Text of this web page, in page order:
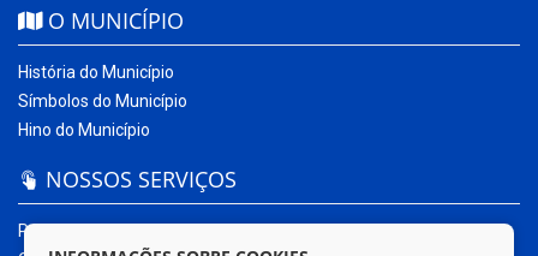
O MUNICÍPIO
História do Município
Símbolos do Município
Hino do Município
NOSSOS SERVIÇOS
Portal da Transparência